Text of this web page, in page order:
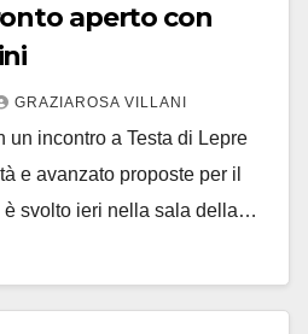
aperto con
GRAZIAROSA VILLANI
un incontro a Testa di Lepre
e avanzato proposte per il
è svolto ieri nella sala della…